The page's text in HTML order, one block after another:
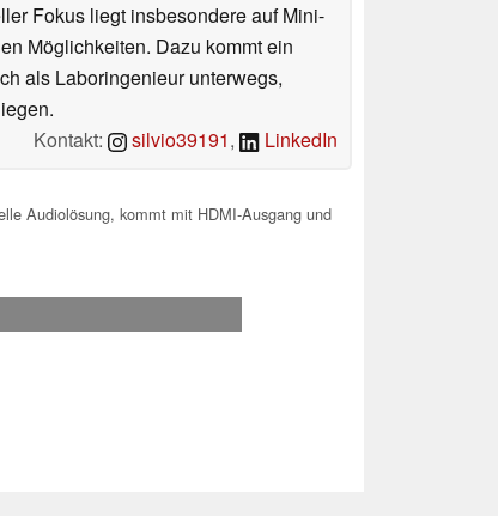
Fokus liegt insbesondere auf Mini-
Möglichkeiten. Dazu kommt ein
als Laboringenieur unterwegs,
Kontakt:
silvio39191, LinkedIn
Audiolösung, kommt mit HDMI-Ausgang und